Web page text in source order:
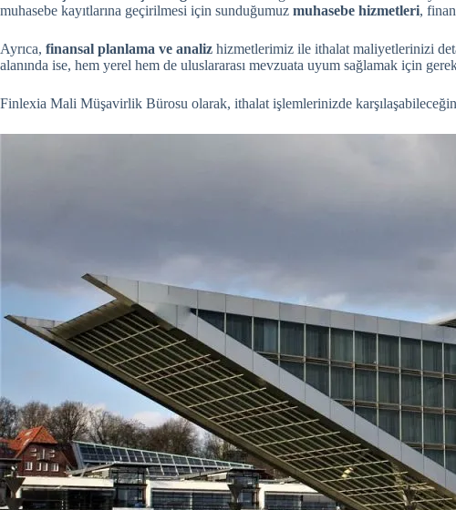
muhasebe kayıtlarına geçirilmesi için sunduğumuz muhasebe hizmetleri,
Ayrıca, finansal planlama ve analiz hizmetlerimiz ile ithalat maliyetlerinizi
alanında ise, hem yerel hem de uluslararası mevzuata uyum sağlamak için
Finlexia Mali Müşavirlik Bürosu olarak, ithalat işlemlerinizde